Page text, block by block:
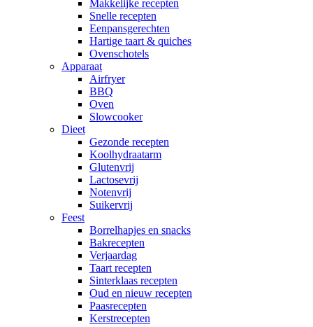
Makkelijke recepten
Snelle recepten
Eenpansgerechten
Hartige taart & quiches
Ovenschotels
Apparaat
Airfryer
BBQ
Oven
Slowcooker
Dieet
Gezonde recepten
Koolhydraatarm
Glutenvrij
Lactosevrij
Notenvrij
Suikervrij
Feest
Borrelhapjes en snacks
Bakrecepten
Verjaardag
Taart recepten
Sinterklaas recepten
Oud en nieuw recepten
Paasrecepten
Kerstrecepten